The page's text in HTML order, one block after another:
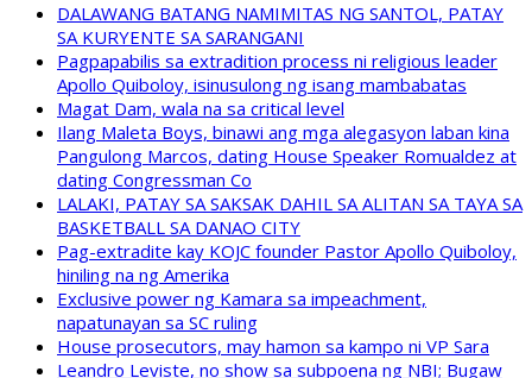
DALAWANG BATANG NAMIMITAS NG SANTOL, PATAY
SA KURYENTE SA SARANGANI
Pagpapabilis sa extradition process ni religious leader
Apollo Quiboloy, isinusulong ng isang mambabatas
Magat Dam, wala na sa critical level
Ilang Maleta Boys, binawi ang mga alegasyon laban kina
Pangulong Marcos, dating House Speaker Romualdez at
dating Congressman Co
LALAKI, PATAY SA SAKSAK DAHIL SA ALITAN SA TAYA SA
BASKETBALL SA DANAO CITY
Pag-extradite kay KOJC founder Pastor Apollo Quiboloy,
hiniling na ng Amerika
Exclusive power ng Kamara sa impeachment,
napatunayan sa SC ruling
House prosecutors, may hamon sa kampo ni VP Sara
Leandro Leviste, no show sa subpoena ng NBI; Bugaw